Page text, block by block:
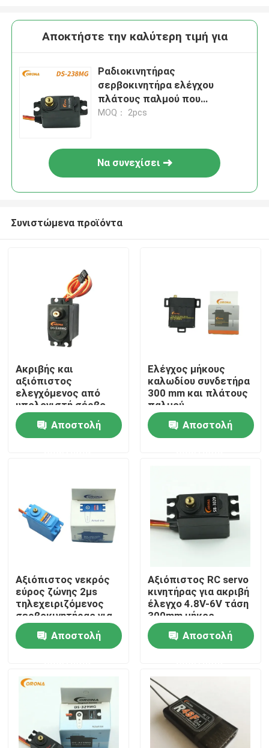
Σπίτι
Προϊόντα
Γύρος εργοστασίων
Μας ελάτε σε επαφή με
Ζητήστε ένα απόσπασμα
Μίνι σερβο μηχανή
Τυποποιημένη σερβο μηχανή
Αποκτήστε την καλύτερη τιμή για
Ραδιοκινητήρας
σερβοκινητήρα ελέγχου
πλάτους παλμού που
ελέγχεται με ρουλεμάν και
MOQ： 2pcs
Να συνεχίσει
Συνιστώμενα προϊόντα
Ακριβής και
αξιόπιστος
ελεγχόμενος από
υπολογιστή σέρβο
κινητήρας με
προστασία IP54
Αποστολή
Ελέγχος μήκους
καλωδίου συνδετήρα
300 mm και πλάτους
παλμού
Αποστολή
Αξιόπιστος νεκρός
εύρος ζώνης 2μs
τηλεχειριζόμενος
σερβοκινητήρας για
ακριβή έλεγχο
Αποστολή
Αξιόπιστος RC servo
κινητήρας για ακριβή
έλεγχο 4.8V-6V τάση
300mm μήκος
καλωδίου σύνδεσης
Αποστολή